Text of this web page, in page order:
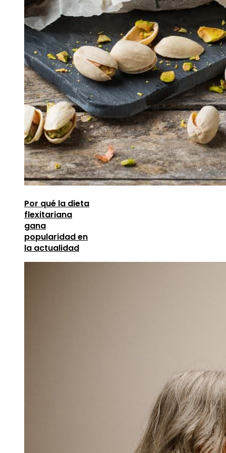
Por qué la dieta
flexitariana
gana
popularidad en
la actualidad